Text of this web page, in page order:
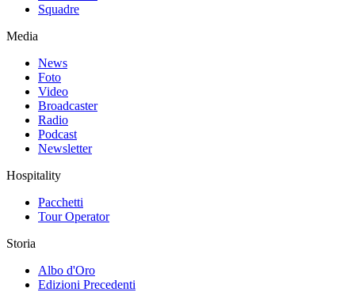
Squadre
Media
News
Foto
Video
Broadcaster
Radio
Podcast
Newsletter
Hospitality
Pacchetti
Tour Operator
Storia
Albo d'Oro
Edizioni Precedenti